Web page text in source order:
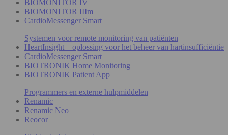
BIOMONITOR IV
BIOMONITOR IIIm
CardioMessenger Smart
Systemen voor remote monitoring van patiënten
HeartInsight – oplossing voor het beheer van hartinsufficiëntie
CardioMessenger Smart
BIOTRONIK Home Monitoring
BIOTRONIK Patient App
Programmers en externe hulpmiddelen
Renamic
Renamic Neo
Reocor